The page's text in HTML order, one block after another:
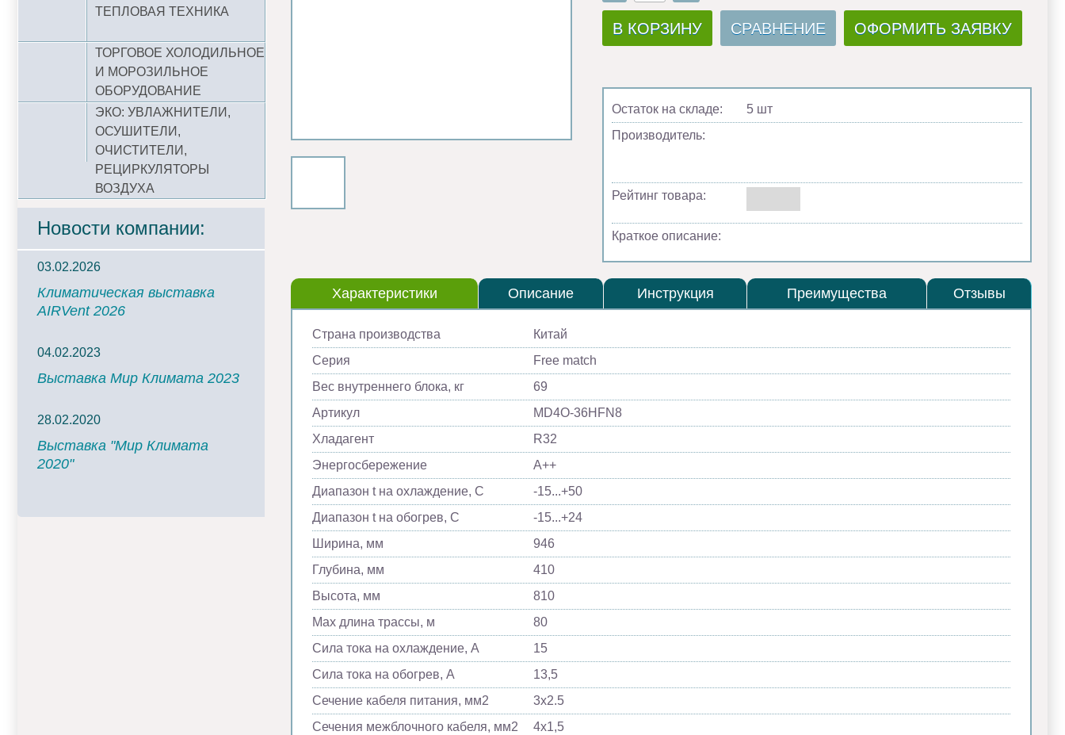
ТЕПЛОВАЯ ТЕХНИКА
ТОРГОВОЕ ХОЛОДИЛЬНОЕ
И МОРОЗИЛЬНОЕ
ОБОРУДОВАНИЕ
ЭКО: УВЛАЖНИТЕЛИ,
ОСУШИТЕЛИ,
ОЧИСТИТЕЛИ,
РЕЦИРКУЛЯТОРЫ
ВОЗДУХА
Новости компании:
03.02.2026
Климатическая выставка
AIRVent 2026
04.02.2023
Выставка Мир Климата 2023
28.02.2020
Выставка "Мир Климата
2020"
В КОРЗИНУ СРАВНЕНИЕ ОФОРМИТЬ ЗАЯВКУ
Остаток на складе:
5 шт
Производитель:
Рейтинг товара:
Краткое описание:
Характеристики Описание Инструкция Преимущества Отзывы
Страна производства
Китай
Серия
Free match
Вес внутреннего блока, кг
69
Артикул
MD4O-36HFN8
Хладагент
R32
Энергосбережение
A++
Диапазон t на охлаждение, С
-15...+50
Диапазон t на обогрев, С
-15...+24
Ширина, мм
946
Глубина, мм
410
Высота, мм
810
Max длина трассы, м
80
Сила тока на охлаждение, А
15
Сила тока на обогрев, А
13,5
Сечение кабеля питания, мм2
3x2.5
Сечения межблочного кабеля, мм2
4х1,5